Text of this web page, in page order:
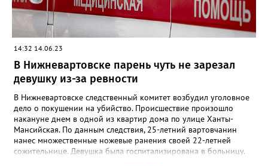
14:32 14.06.23
В Нижневартовске парень чуть не зарезал
девушку из-за ревности
В Нижневартовске следственный комитет возбудил уголовное
дело о покушении на убийство. Происшествие произошло
накануне днем в одной из квартир дома по улице Ханты-
Мансийская. По данным следствия, 25-летний вартовчанин
нанес множественные ножевые ранения своей 22-летней
сожительнице. Девушка была госпитализирована в больницу.